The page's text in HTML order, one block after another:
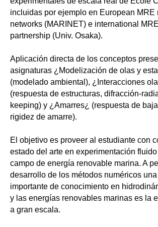
incluidas por ejemplo en European MRE
networks (MARINET) e international
partnership (Univ. Osaka).
Aplicación directa de los conceptos
asignaturas ¿Modelización de olas y
(modelado ambiental), ¿Interacciones
(respuesta de estructuras, difracción-
keeping) y ¿Amarres¿ (respuesta de
rigidez de amarre).
El objetivo es proveer al estudiante con
estado del arte en experimentación
campo de energía renovable marina. A
desarrollo de los métodos numéricos
importante de conocimiento en
y las energías renovables marinas es la
a gran escala.